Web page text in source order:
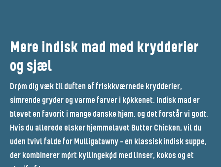
Mere indisk mad med krydderier
og sjæl
Drøm dig væk til duften af friskkværnede krydderier,
simrende gryder og varme farver i køkkenet. Indisk mad er
blevet en favorit i mange danske hjem, og det forstår vi godt.
Hvis du allerede elsker hjemmelavet Butter Chicken, vil du
uden tvivl falde for Mulligatawny - en klassisk indisk suppe,
der kombinerer mørt kyllingekød med linser, kokos og et